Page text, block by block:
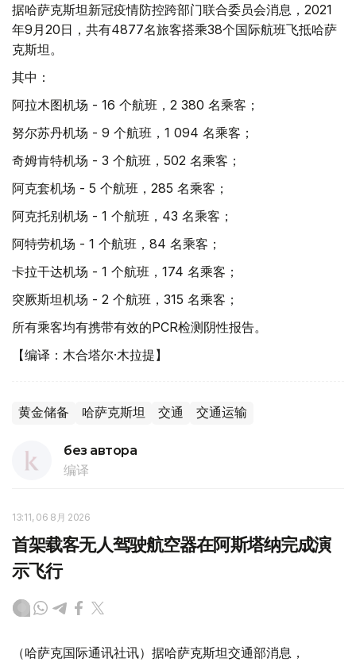
据哈萨克斯坦新冠疫情防控跨部门联合委员会消息，2021
年9月20日，共有4877名旅客搭乘38个国际航班飞抵哈萨
克斯坦。
其中：
阿拉木图机场 - 16 个航班，2 380 名乘客；
努尔苏丹机场 - 9 个航班，1 094 名乘客；
奇姆肯特机场 - 3 个航班，502 名乘客；
阿克套机场 - 5 个航班，285 名乘客；
阿克托别机场 - 1 个航班，43 名乘客；
阿特劳机场 - 1 个航班，84 名乘客；
卡拉干达机场 - 1 个航班，174 名乘客；
突厥斯坦机场 - 2 个航班，315 名乘客；
所有乘客均有携带有效的PCR检测阴性报告。
【编译：木合塔尔·木拉提】
黄金储备 哈萨克斯坦 交通 交通运输
без автора
编译
13:11, 06 8月 2026
首架载客无人驾驶航空器在阿斯塔纳完成演
示飞行
（哈萨克国际通讯社讯）据哈萨克斯坦交通部消息，